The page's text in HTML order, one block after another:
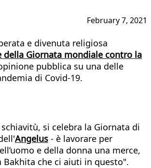
February 7, 2021
e divenuta religiosa
della Giornata mondiale contro la
pubblica su una delle
di Covid-19.
si celebra la Giornata di
Angelus - è lavorare per
e della donna una merce,
Bakhita che ci aiuti in questo".